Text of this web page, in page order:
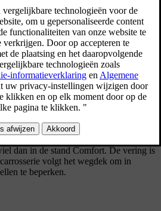
op een ruw en oneffen
soepel waardoor de bewegingen van de
zijn.
voor een actievere rijstijl heeft
dan in de stand Comfort. De vering is
volgt het wegdek om in
te beperken.